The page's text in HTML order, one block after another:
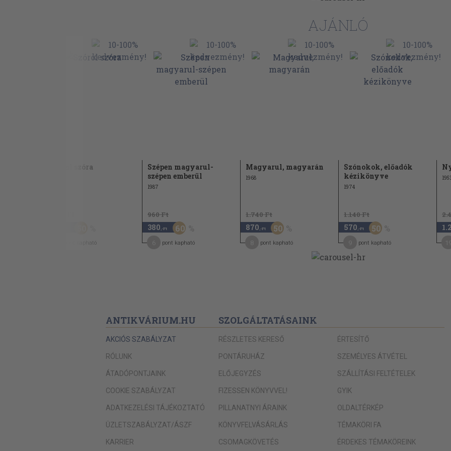
AJÁNLÓ
Szóról szóra
pont kapható
Szépen magyarul-
szépen emberül
1987
960 Ft
380 ,-Ft 60
pont kapható
Magyarul, magyarán
1968
1.740 Ft
870 ,-Ft 50
pont kapható
Szónokok, előadók
kézikönyve
1974
1.140 Ft
570 ,-Ft 50
pont kapható
ANTIKVÁRIUM.HU
AKCIÓS SZABÁLYZAT
RÓLUNK
ÁTADÓPONTJAINK
COOKIE SZABÁLYZAT
ADATKEZELÉSI TÁJÉKOZTATÓ
ÜZLETSZABÁLYZAT/ÁSZF
KARRIER
SZOLGÁLTATÁSAINK
RÉSZLETES KERESŐ
PONTÁRUHÁZ
ELŐJEGYZÉS
FIZESSEN KÖNYVVEL!
PILLANATNYI ÁRAINK
KÖNYVFELVÁSÁRLÁS
CSOMAGKÖVETÉS
ÉRTESÍTŐ
SZEMÉLYES ÁTVÉTEL
SZÁLLÍTÁSI FELTÉTELEK
GYIK
OLDALTÉRKÉP
TÉMAKÖRI FA
ÉRDEKES TÉMAKÖREINK